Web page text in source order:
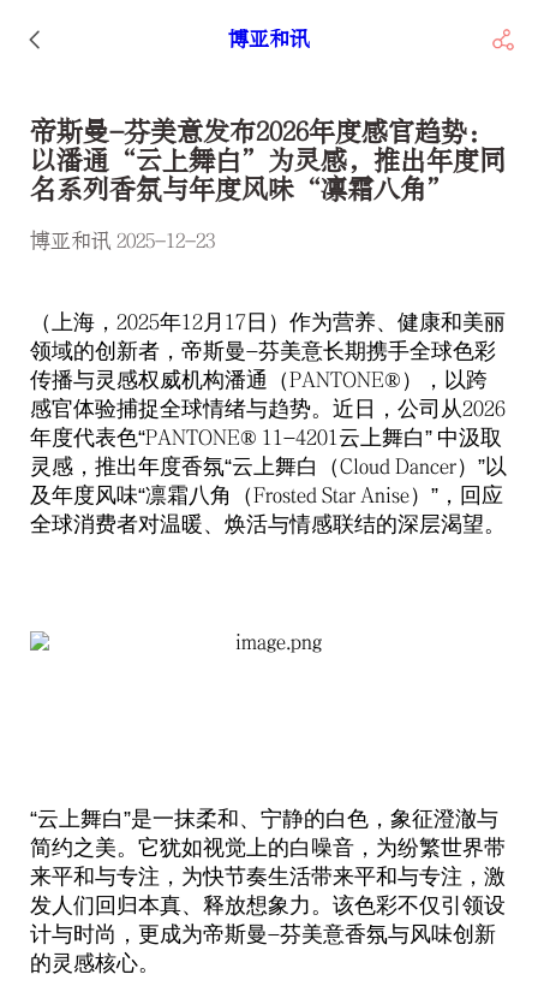
博亚和讯
帝斯曼-芬美意发布2026年度感官趋势：
以潘通“云上舞白”为灵感，推出年度同
名系列香氛与年度风味“凛霜八角”
博亚和讯 2025-12-23
（上海， 2025年12月 17日） 作为营养、健康和美丽
领域的创新者，帝斯曼-芬美意长期携手全球色彩
传播与灵感权威机构潘通（PANTONE® ），以跨
感官体验捕捉全球情绪与趋势。近日，公司 从2026
年度代表色“PANTONE® 11-4201云上舞白” 中汲取
灵感，推出年度香氛“云上舞白（Cloud Dancer）”以
及年度风味“凛霜八角（Frosted Star Anise）”，回应
全球消费者对温暖、焕活与情感联结的深层渴望。
“云上舞白”是一抹柔和、宁静的白色，象征澄澈与
简约之美。它犹如视觉上的白噪音，为纷繁世界带
来平和与专注，为快节奏生活带来平和与专注，激
发人们回归本真、释放想象力。该色彩不仅引领设
计与时尚，更成为帝斯曼-芬美意香氛与风味创新
的灵感核心。